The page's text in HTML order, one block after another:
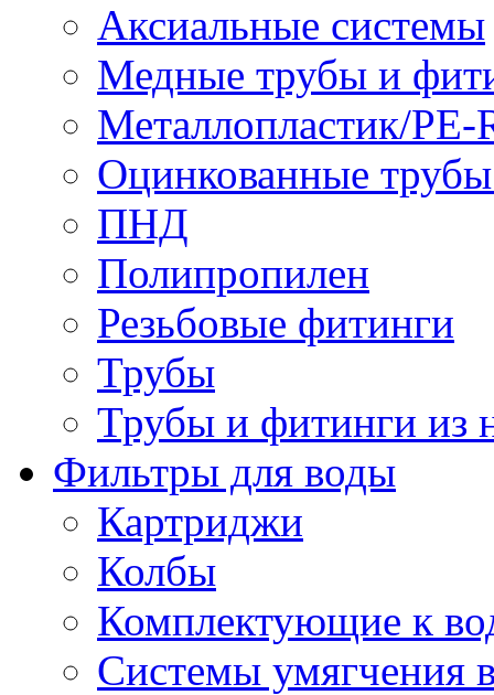
Аксиальные системы
Медные трубы и
Металлопластик/
Оцинкованные
ПНД
Полипропилен
Резьбовые фитинги
Трубы
Трубы и фитинги из
Фильтры для воды
Картриджи
Колбы
Комплектующие к
Системы умягчения